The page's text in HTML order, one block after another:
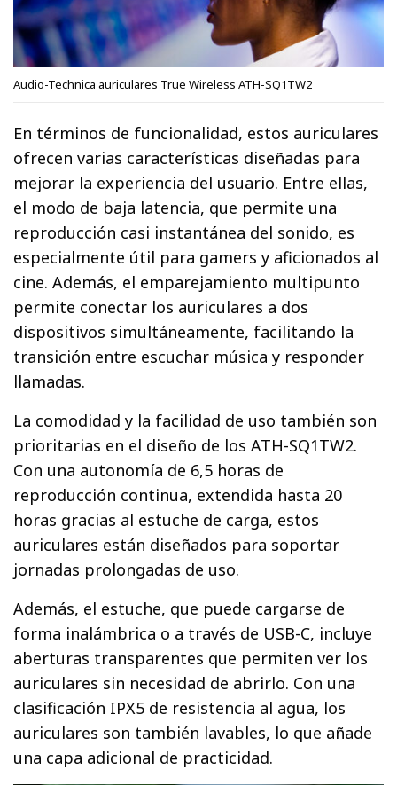
Audio-Technica auriculares True Wireless ATH-SQ1TW2
En términos de funcionalidad, estos auriculares
ofrecen varias características diseñadas para
mejorar la experiencia del usuario. Entre ellas,
el modo de baja latencia, que permite una
reproducción casi instantánea del sonido, es
especialmente útil para gamers y aficionados al
cine. Además, el emparejamiento multipunto
permite conectar los auriculares a dos
dispositivos simultáneamente, facilitando la
transición entre escuchar música y responder
llamadas.
La comodidad y la facilidad de uso también son
prioritarias en el diseño de los ATH-SQ1TW2.
Con una autonomía de 6,5 horas de
reproducción continua, extendida hasta 20
horas gracias al estuche de carga, estos
auriculares están diseñados para soportar
jornadas prolongadas de uso.
Además, el estuche, que puede cargarse de
forma inalámbrica o a través de USB-C, incluye
aberturas transparentes que permiten ver los
auriculares sin necesidad de abrirlo. Con una
clasificación IPX5 de resistencia al agua, los
auriculares son también lavables, lo que añade
una capa adicional de practicidad.